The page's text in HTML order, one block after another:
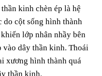
kinh chèn ép là hệ
do cột sống hình thành
lớp nhân nhầy bên
vào dây thần kinh.Thoái
xương hình thành quá
thần kinh.